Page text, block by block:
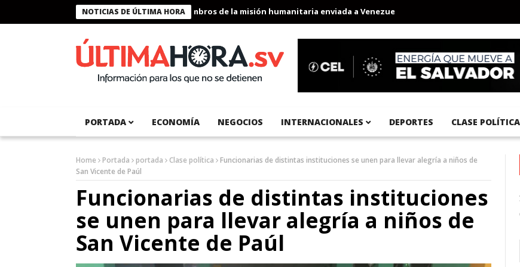
NOTICIAS DE ÚLTIMA HORA
Presidente Bukele condecora a miembros de la misión humanitaria enviada a Venezuela Aeropuerto Internacional del
PORTADA ECONOMÍA NEGOCIOS INTERNACIONALES DEPORTES CLASE POLÍTICA
Home Portada portada Clase política
Funcionarias de distintas instituciones se unen para llevar alegría a niños de
San Vicente de Paúl
Funcionarias de distintas instituciones
se unen para llevar alegría a niños de
San Vicente de Paúl